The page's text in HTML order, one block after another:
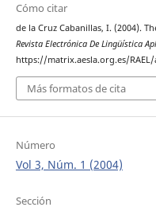
Cómo citar
de la Cruz Cabanillas, I. (2004).
Revista Electrónica De Lingüística
https://matrix.aesla.org.es/
Más formatos de cita
Número
Vol 3, Núm. 1 (2004)
Sección